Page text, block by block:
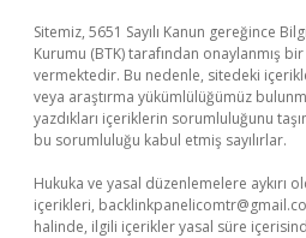
Sitemiz, 5651 Sayılı Kanun gereğince
Kurumu (BTK) tarafından onaylanmış
vermektedir. Bu nedenle, sitedeki
veya araştırma yükümlülüğümüz
yazdıkları içeriklerin sorumluluğunu
bu sorumluluğu kabul etmiş sayılırlar.
Hukuka ve yasal düzenlemelere aykırı
içerikleri,
halinde, ilgili içerikler yasal süre